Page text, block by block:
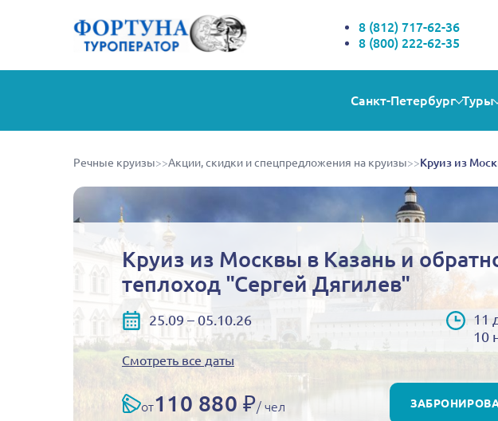
Выбираете себе
8 (812) 717-62-36
8 (800) 222-62-35
Санкт-Петербург Туры
Речные круизы>>Акции, скидки и спецпредложения на круизы>>Круиз из
Круиз из Москвы в Казань и
теплоход "Сергей Дягилев"
25.09 – 05.10.26
11
10
Смотреть все даты
от110 880 ₽/ чел